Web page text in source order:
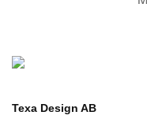
Texa Design AB